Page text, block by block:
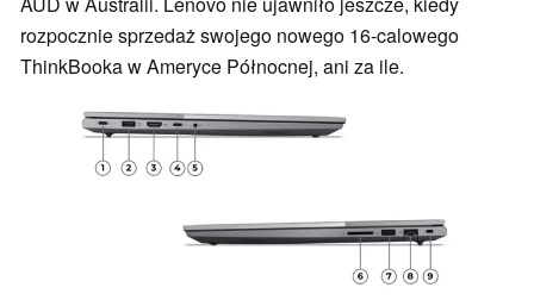
rozpocznie sprzedaż swojego nowego 16-calowego
ThinkBooka w Ameryce Północnej, ani za ile.